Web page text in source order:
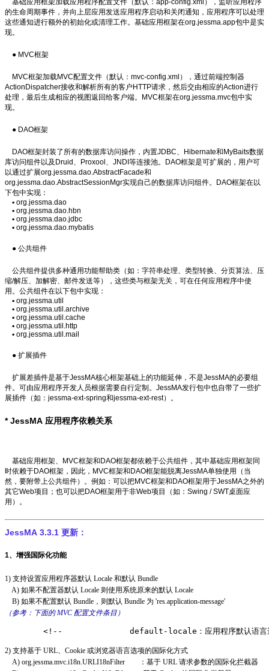
的生命周期事件，并向上层应用发送应用程序启动和关闭通知，应用程序可以处理
这些通知进行额外的初始化或清理工作。基础应用框架在org.jessma.app包中是实
现。
● MVC框架
MVC框架加载MVC配置文件（默认：mvc-config.xml），通过前端控制器
ActionDispatcher接收和解析所有的客户HTTP请求，然后交由相应的Action进行
处理，最后生成相应的视图返回给客户端。MVC框架在org.jessma.mvc包中实
现。
● DAO框架
DAO框架封装了所有的数据库访问操作，内置JDBC、Hibernate和MyBaits数据
库访问组件以及Druid、Proxool、JNDI等连接池。DAO框架是可扩展的，用户可
以通过扩展org.jessma.dao.AbstractFacade和
org.jessma.dao.AbstractSessionMgr实现自己的数据库访问组件。DAO框架在以
下包中实现：
▪ org.jessma.dao
▪ org.jessma.dao.hbn
▪ org.jessma.dao.jdbc
▪ org.jessma.dao.mybatis
● 公共组件
公共组件提供多种通用功能帮助类（如：字符串处理、类型转换、分页算法、压
缩/解压、加解密、邮件发送等），这些类与框架无关，可在任何应用程序中使
用。公共组件在以下包中实现：
▪ org.jessma.util
▪ org.jessma.util.archive
▪ org.jessma.util.cache
▪ org.jessma.util.http
▪ org.jessma.util.mail
● 扩展插件
扩展差插件是基于JessMA核心框架基础上的功能延伸，不是JessMA的必要组
件。可由应用程序开发人员根据需要自行定制。JessMA发行包中也自带了一些扩
展插件（如：jessma-ext-spring和jessma-ext-rest）。
* JessMA 应用程序依赖关系
基础应用框架、MVC框架和DAO框架都依赖于公共组件，其中基础应用框架同
时依赖于DAO框架，因此，MVC框架和DAO框架能脱离JessMA单独使用（当
然，要附带上公共组件）。例如：可以把MVC框架和DAO框架用于JessMA之外的
其它Web项目；也可以把DAO框架用于非Web项目（如：Swing / SWT桌面应
用）。
JessMA 3.3.1 更新：
1、增强国际化功能
1) 支持设置应用程序器默认 Locale 和默认 Bundle
A) 如果不配置器默认 Locale 则使用系统原来的默认 Locale
B) 如果不配置默认 Bundle，则默认 Bundle 为 'res.application-message'
（参考：下面的 MVC 配置文件条目）
<!--              default-locale：应用程序默认语
2) 支持基于 URL、Cookie 或浏览器语言选项的国际化方式
A) org.jessma.mvc.i18n.URLI18nFilter ：基于 URL 请求参数的国际化拦截器